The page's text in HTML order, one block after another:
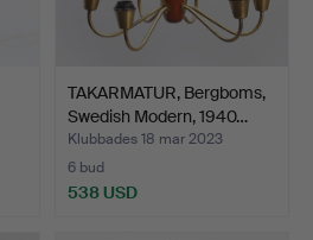
TAKARMATUR, Bergboms,
Swedish Modern, 1940…
Klubbades 18 mar 2023
6 bud
538 USD